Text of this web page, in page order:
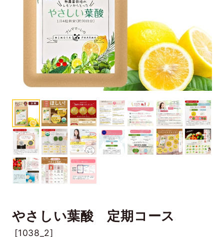
やさしい葉酸 定期コース
[1038_2]